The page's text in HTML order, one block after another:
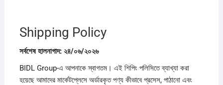
Shipping Policy
সর্বশেষহালনাগাদ: ২৪/০৬/২০২৬
BIDL Group-এ আপনাকে স্বাগতম। এই শিপিং পলিসিতে ব্যাখ্যা করা
হয়েছে আমাদের মার্কেটপ্লেসে অর্ডারকৃত পণ্য কীভাবে প্রসেস, পাঠানো এবং